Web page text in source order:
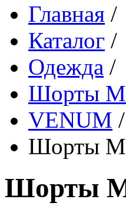
Главная /
Каталог /
Одежда /
Шорты
VENUM /
Шорты
Шорты